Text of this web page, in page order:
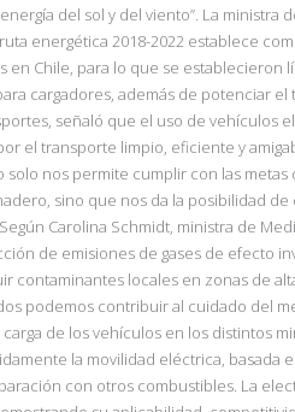
del sol y del viento”. La ministra
energética 2018-2022 establece
en Chile, para lo que se establecieron
cargadores, además de potenciar el
señaló que el uso de vehículos
el transporte limpio, eficiente y
solo nos permite cumplir con las
sino que nos da la posibilidad
Carolina Schmidt, ministra de
de emisiones de gases de efecto
contaminantes locales en zonas de
podemos contribuir al cuidado del
de los vehículos en los distintos
la movilidad eléctrica, basada
con otros combustibles. La